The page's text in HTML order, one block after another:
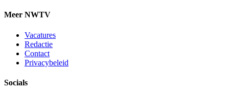
Meer NWTV
Vacatures
Redactie
Contact
Privacybeleid
Socials